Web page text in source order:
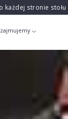
każdej stronie